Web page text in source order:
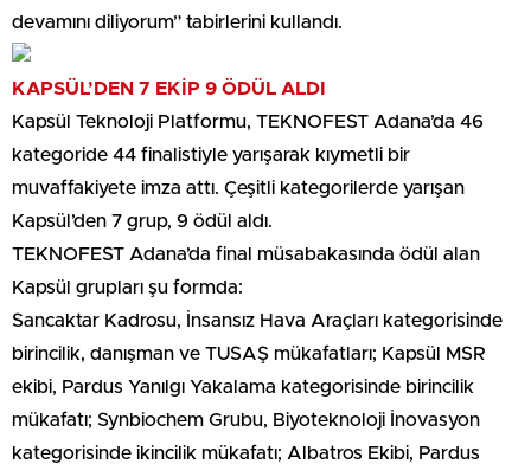
devamını diliyorum” tabirlerini kullandı.
KAPSÜL’DEN 7 EKİP 9 ÖDÜL ALDI
Kapsül Teknoloji Platformu, TEKNOFEST Adana’da 46
kategoride 44 finalistiyle yarışarak kıymetli bir
muvaffakiyete imza attı. Çeşitli kategorilerde yarışan
Kapsül’den 7 grup, 9 ödül aldı.
TEKNOFEST Adana’da final müsabakasında ödül alan
Kapsül grupları şu formda:
Sancaktar Kadrosu, İnsansız Hava Araçları kategorisinde
birincilik, danışman ve TUSAŞ mükafatları; Kapsül MSR
ekibi, Pardus Yanılgı Yakalama kategorisinde birincilik
mükafatı; Synbiochem Grubu, Biyoteknoloji İnovasyon
kategorisinde ikincilik mükafatı; Albatros Ekibi, Pardus